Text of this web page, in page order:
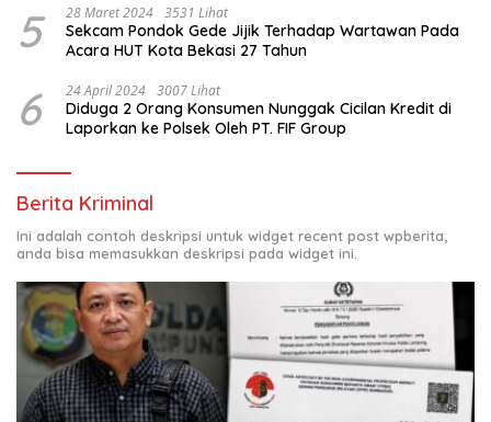
Meriah Kabupaten Aceh Singkil
5 28 Maret 2024 3531 Lihat
Sekcam Pondok Gede Jijik Terhadap Wartawan Pada
Acara HUT Kota Bekasi 27 Tahun
6 24 April 2024 3007 Lihat
Diduga 2 Orang Konsumen Nunggak Cicilan Kredit di
Laporkan ke Polsek Oleh PT. FIF Group
Berita Kriminal
Ini adalah contoh deskripsi untuk widget recent post wpberita,
anda bisa memasukkan deskripsi pada widget ini.